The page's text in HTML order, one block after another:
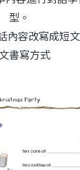
型。
內容改寫成短
書寫方式